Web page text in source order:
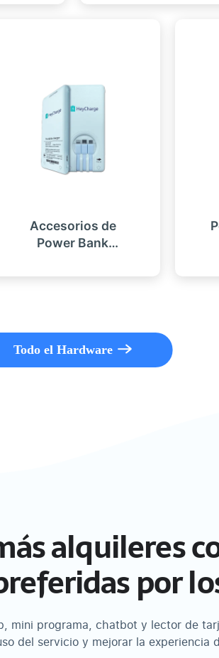
(Integrado en
Accesorios de
Power Bank
Compartido
Todo el Hardware
alquileres
por
mini programa, chatbot y lector de
del servicio y mejorar la experiencia